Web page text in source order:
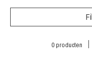
0 producten